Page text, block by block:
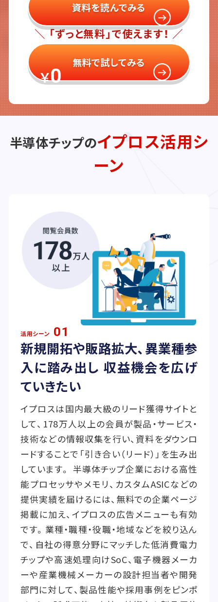
資料を読んでみる
＼ 「ずっと無料」で使えます！ ／
￥0
無料で試してみる
半導体チップのイプロス活用シ
ーン
活用シーン 01
新規開拓や販路拡大、異業種参
入に踏み出し 収益機会を広げ
ていきたい
イプロスは国内最大級のリード獲得サイトと
して、178万人以上の会員が製品・サービス・
技術などの情報収集を行い、資料をダウンロ
ードすることで「引き合い（リード）」を生み出
しています。 半導体チップ企業における高性
能プロセッサやメモリ、カスタムASICなどの
提供実績を届けるには、無料での企業ページ
掲載に加え、イプロスの広告メニューも有効
です。業種・職種・役職・地域などを絞り込ん
で、自社の得意分野にマッチした低消費電力
チップや高速処理向けSoC、電子機器メーカ
ーや産業機械メーカーの設計担当者や開発
部門に対して、製品性能や採用事例をピンポ